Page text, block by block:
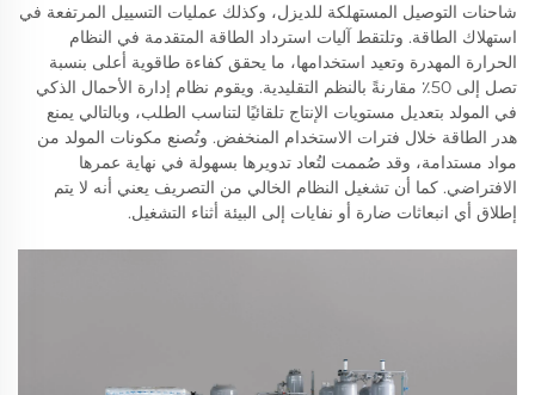
شاحنات التوصيل المستهلكة للديزل، وكذلك عمليات التسييل المرتفعة في
استهلاك الطاقة. وتلتقط آليات استرداد الطاقة المتقدمة في النظام
الحرارة المهدرة وتعيد استخدامها، ما يحقق كفاءة طاقوية أعلى بنسبة
تصل إلى 50٪ مقارنةً بالنظم التقليدية. ويقوم نظام إدارة الأحمال الذكي
في المولد بتعديل مستويات الإنتاج تلقائيًا لتناسب الطلب، وبالتالي يمنع
هدر الطاقة خلال فترات الاستخدام المنخفض. وتُصنع مكونات المولد من
مواد مستدامة، وقد صُممت لتُعاد تدويرها بسهولة في نهاية عمرها
الافتراضي. كما أن تشغيل النظام الخالي من التصريف يعني أنه لا يتم
إطلاق أي انبعاثات ضارة أو نفايات إلى البيئة أثناء التشغيل.